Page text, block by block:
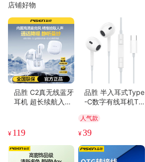
方便实用(34) 清晰度高(34) 容量够大(34)
清洁干净(30) 不占空间(29) 尺寸适宜(29)
很舒服(24) 包装很好(15)
精美雅致(10) 生活方便(10)
必备书籍(8) 反应灵敏(7) 高端大气(6)
店铺好物
品胜 C2真无线蓝牙
耳机 超长续航入耳
机 蓝牙5.3
¥ 119
品胜 半入耳式Type
-C数字有线耳机TD
50/p50pro/p40/n
ova9/8小米11红米
口有线耳机
人气款
¥39